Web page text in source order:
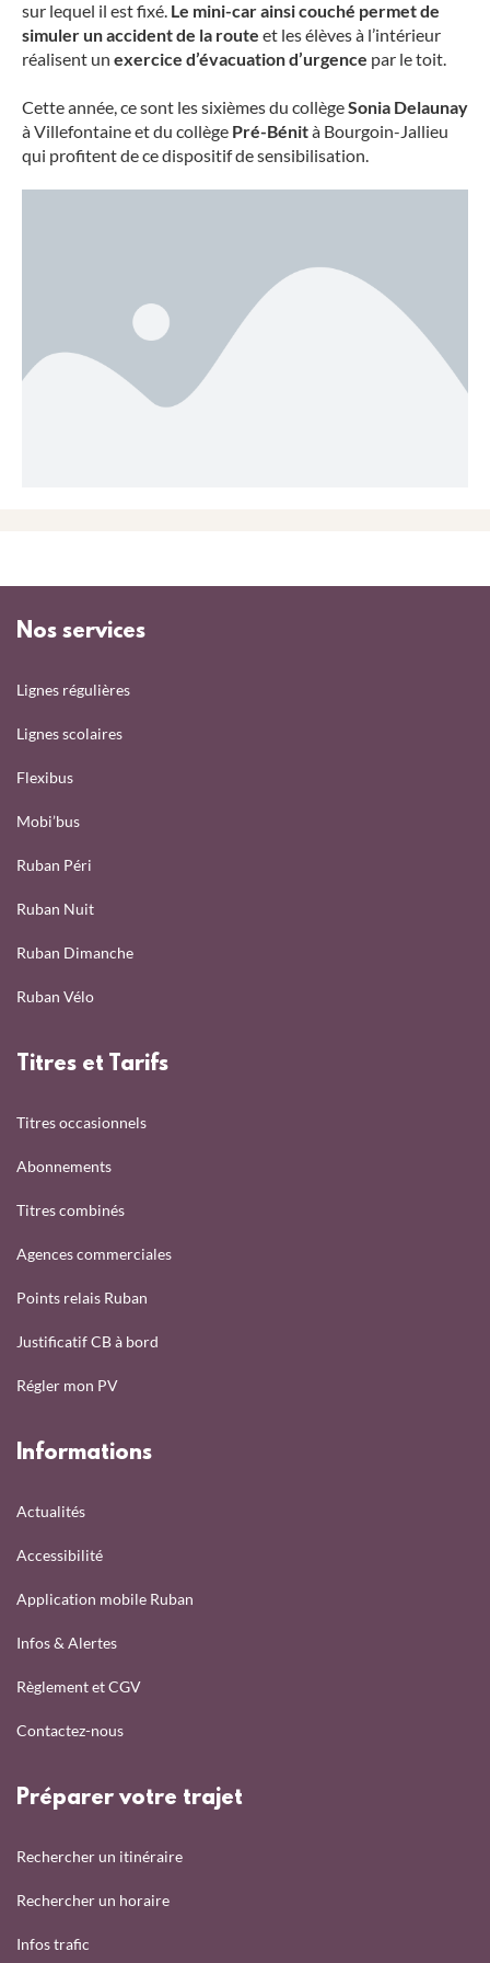
sur lequel il est fixé. Le mini-car ainsi couché permet de
simuler un accident de la route et les élèves à l’intérieur
réalisent un exercice d’évacuation d’urgence par le toit.
Cette année, ce sont les sixièmes du collègeSonia Delaunay
à Villefontaine et du collège Pré-Bénità Bourgoin-Jallieu
qui profitent de ce dispositif de sensibilisation.
Nos services
Lignes régulières
Lignes scolaires
Flexibus
Mobi’bus
Ruban Péri
Ruban Nuit
Ruban Dimanche
Ruban Vélo
Titres et Tarifs
Titres occasionnels
Abonnements
Titres combinés
Agences commerciales
Points relais Ruban
Justificatif CB à bord
Régler mon PV
Informations
Actualités
Accessibilité
Application mobile Ruban
Infos & Alertes
Règlement et CGV
Contactez-nous
Préparer votre trajet
Rechercher un itinéraire
Rechercher un horaire
Infos trafic